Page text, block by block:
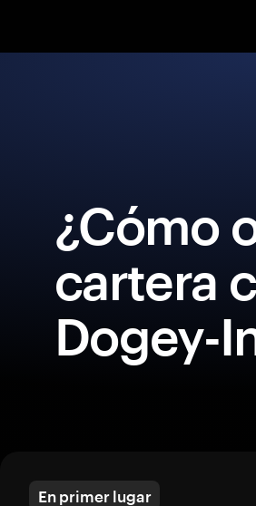
¿Cómo
cartera
Dogey-
En primer lugar